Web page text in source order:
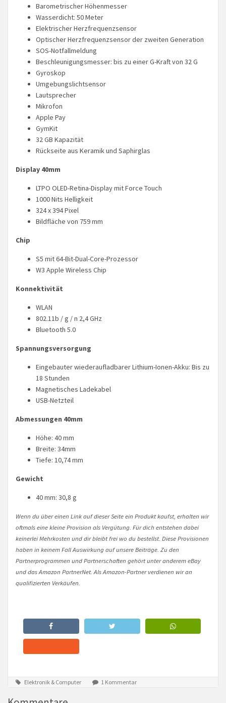
Barometrischer Höhenmesser
Wasserdicht: 50 Meter
Elektrischer Herzfrequenzsensor
Optischer Herzfrequenzsensor der zweiten Generation
SOS-Notfallmeldung
Beschleunigungsmesser: bis zu einer G-Kraft von 32 G
Gyroskop
Umgebungslichtsensor
Lautsprecher
Mikrofon
Apple Pay
GymKit
32 GB Kapazität
Rückseite aus Keramik und Saphirglas
Display 40mm
LTPO OLED-Retina-Display mit Force Touch
1000 Nits Helligkeit
324 x 394 Pixel
Bildfläche von 759 mm
Chip
S5 mit 64-Bit-Dual-Core-Prozessor
W3 Apple Wireless Chip
Konnektivität
WLAN
802.11b / g / n 2,4 GHz
Bluetooth 5.0
Spannungsversorgung
Eingebauter wiederaufladbarer Lithium-Ionen-Akku: Bis zu
18 Stunden
Magnetisches Ladekabel
USB-Netzteil
Abmessungen 40mm
Höhe: 40 mm
Breite: 34mm
Tiefe: 10,74 mm
Gewicht
40 mm: 30,8 g
Wenn du über einen Link auf dieser Seite ein Produkt kaufst, erhalten wir
oftmals eine kleine Provision als Vergütung. Für dich entstehen dabei
keinerlei Mehrkosten und dir bleibt frei wo du bestellst. Diese Provisionen
haben in keinem Fall Auswirkung auf unsere Beiträge. Zu den
Partnerprogrammen und Partnerschaften gehört unter anderem eBay
und das Amazon PartnerNet. Als Amazon-Partner verdienen wir an
qualifizierten Verkäufen.
Elektronik & Computer 1 Kommentar